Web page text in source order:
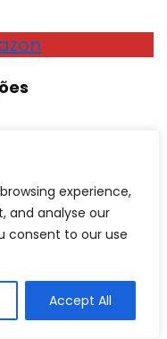
experience,
and analyse our
consent to our use
Accept All
precisa fazer a
automotivo da
este
um carro e indica
você terá
exemplo.